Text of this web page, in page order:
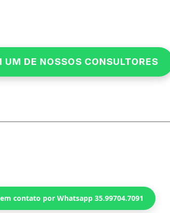
contato por Whatsapp 35.99704.7091